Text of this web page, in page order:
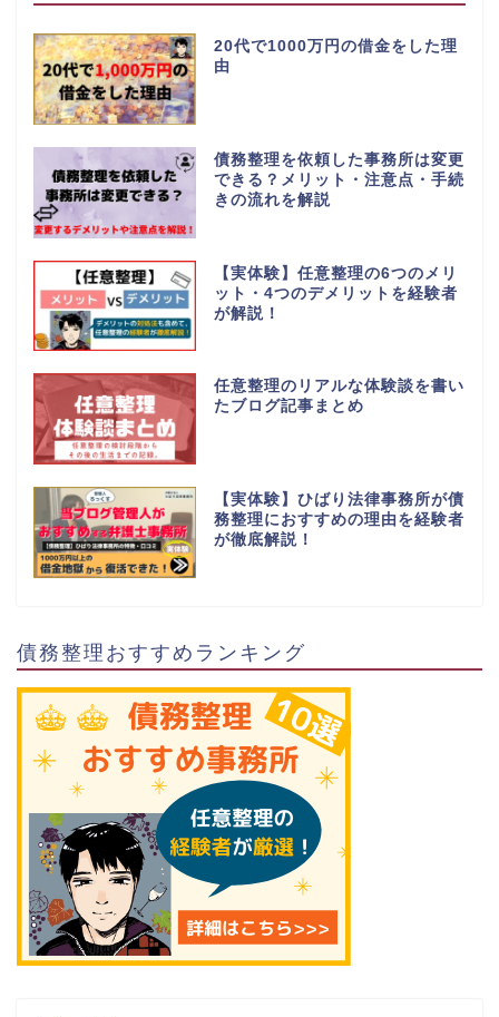
20代で1000万円の借金をした理
由
債務整理を依頼した事務所は変更
できる？メリット・注意点・手続
きの流れを解説
【実体験】任意整理の6つのメリ
ット・4つのデメリットを経験者
が解説！
任意整理のリアルな体験談を書い
たブログ記事まとめ
【実体験】ひばり法律事務所が債
務整理におすすめの理由を経験者
が徹底解説！
債務整理おすすめランキング